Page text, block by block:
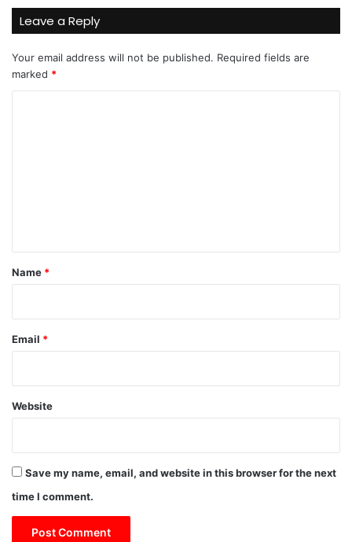
Leave a Reply
Your email address will not be published. Required fields are
marked *
*
Name *
Email *
Website
Save my name, email, and website in this browser for the next
time I comment.